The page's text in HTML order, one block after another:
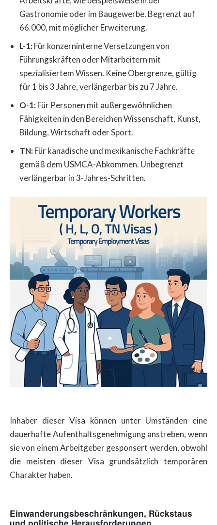
Gastronomie oder im Baugewerbe. Begrenzt auf
66.000, mit möglicher Erweiterung.
L-1:Für konzerninterne Versetzungen von
Führungskräften oder Mitarbeitern mit
spezialisiertem Wissen. Keine Obergrenze, gültig
für 1 bis 3 Jahre, verlängerbar bis zu 7 Jahre.
O-1:Für Personen mit außergewöhnlichen
Fähigkeiten in den Bereichen Wissenschaft, Kunst,
Bildung, Wirtschaft oder Sport.
TN:Für kanadische und mexikanische Fachkräfte
gemäß dem USMCA-Abkommen. Unbegrenzt
verlängerbar in 3-Jahres-Schritten.
Inhaber dieser Visa können unter Umständen eine
dauerhafte Aufenthaltsgenehmigung anstreben, wenn
sie von einem Arbeitgeber gesponsert werden, obwohl
die meisten dieser Visa grundsätzlich temporären
Charakter haben.
Einwanderungsbeschränkungen, Rückstaus